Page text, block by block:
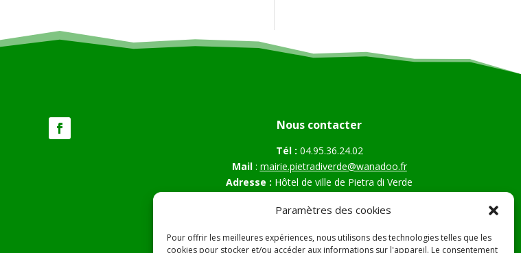
Paramètres des cookies
Pour offrir les meilleures expériences, nous utilisons des technologies telles que les
cookies pour stocker et/ou accéder aux informations sur l'appareil. Le consentement
Nous contacter
Tél : 04.95.36.24.02
Mail: mairie.pietradiverde@wanadoo.fr
Adresse : Hôtel de ville de Pietra di Verde
20230 Pietra di Verde